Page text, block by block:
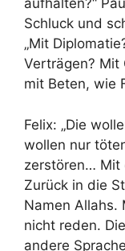
aufhalten?“
Schluck und
„Mit
Verträgen? Mit
mit Beten, wie
Felix: „Die
wollen nur
zerstören… Mit
Zurück in die
Namen Allahs.
nicht reden.
andere